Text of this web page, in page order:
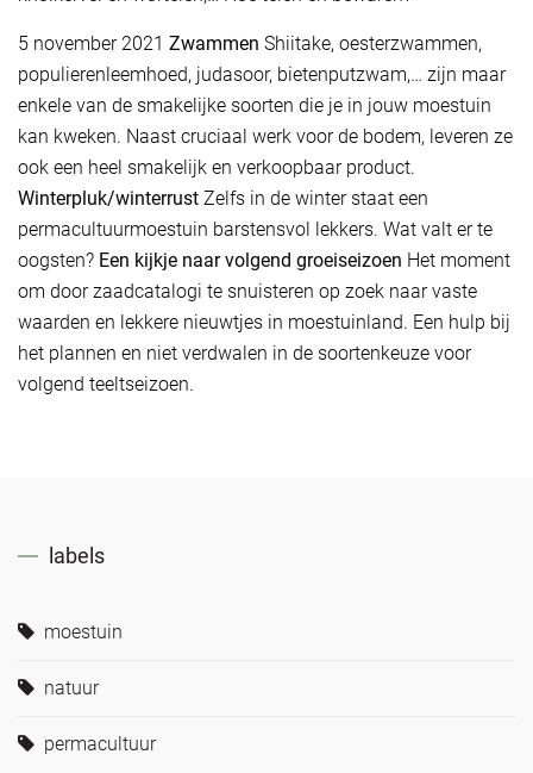
5 november 2021 Zwammen Shiitake, oesterzwammen,
populierenleemhoed, judasoor, bietenputzwam,… zijn maar
enkele van de smakelijke soorten die je in jouw moestuin
kan kweken. Naast cruciaal werk voor de bodem, leveren ze
ook een heel smakelijk en verkoopbaar product.
Winterpluk/winterrust Zelfs in de winter staat een
permacultuurmoestuin barstensvol lekkers. Wat valt er te
oogsten? Een kijkje naar volgend groeiseizoen Het moment
om door zaadcatalogi te snuisteren op zoek naar vaste
waarden en lekkere nieuwtjes in moestuinland. Een hulp bij
het plannen en niet verdwalen in de soortenkeuze voor
volgend teeltseizoen.
labels
moestuin
natuur
permacultuur